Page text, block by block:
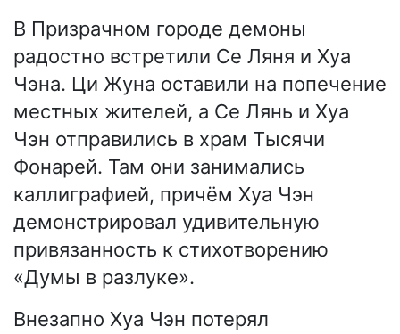
В Призрачном городе демоны
радостно встретили Се Ляня и Хуа
Чэна. Ци Жуна оставили на попечение
местных жителей, а Се Лянь и Хуа
Чэн отправились в храм Тысячи
Фонарей. Там они занимались
каллиграфией, причём Хуа Чэн
демонстрировал удивительную
привязанность к стихотворению
«Думы в разлуке».
Внезапно Хуа Чэн потерял